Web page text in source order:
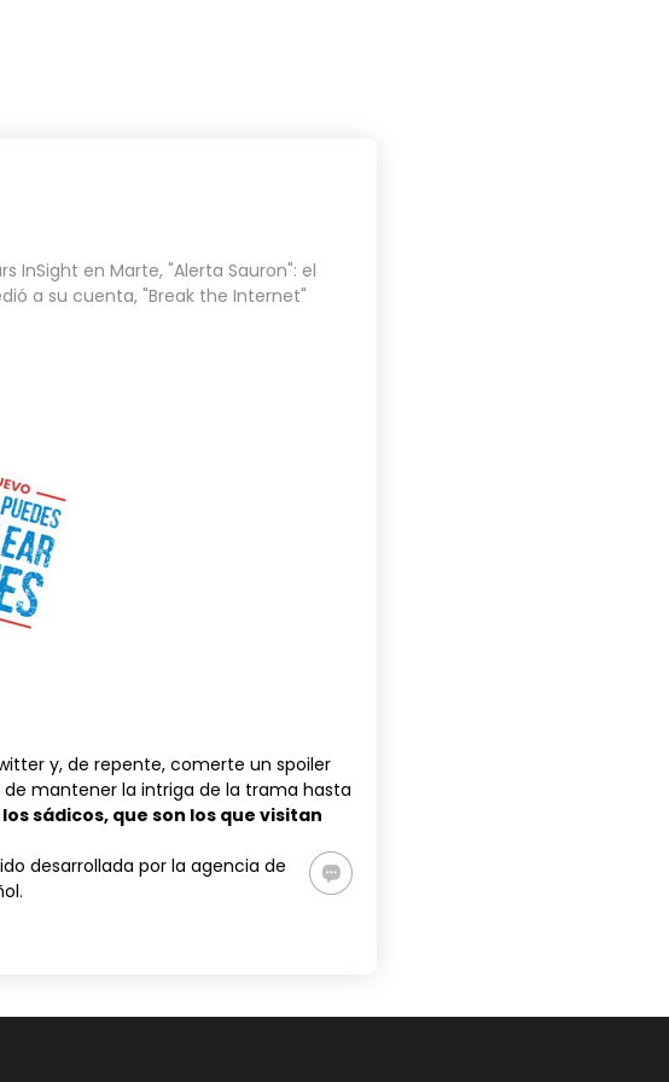
InSight en Marte, "Alerta Sauron": el
a su cuenta, "Break the Internet"
y, de repente, comerte un spoiler
mantener la intriga de la trama hasta
sádicos, que son los que visitan
desarrollada por la agencia de